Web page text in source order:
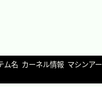
ム名 カーネル情報 マシンア